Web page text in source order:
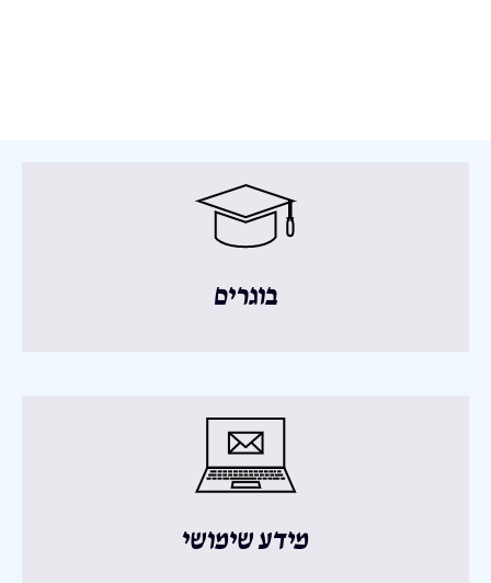
בוגרים
מידע שימושי